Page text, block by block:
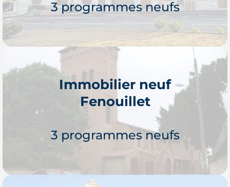
3 programmes neufs
Immobilier neuf
Fenouillet
3 programmes neufs